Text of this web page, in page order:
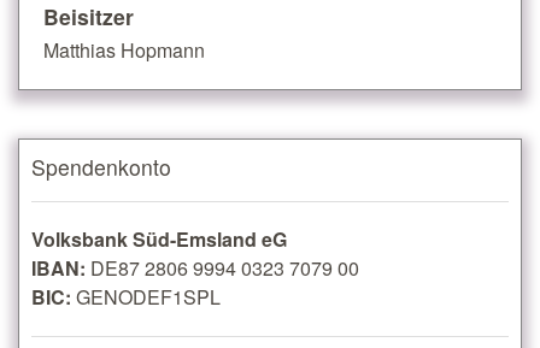
Beisitzer
Matthias Hopmann
Spendenkonto
Volksbank Süd-Emsland eG
IBAN: DE87 2806 9994 0323 7079 00
BIC: GENODEF1SPL